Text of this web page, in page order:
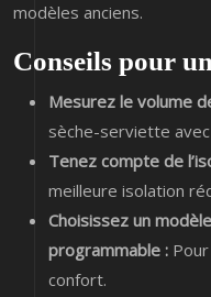
modèles anciens.
Conseils pour
Mesurez le volume
sèche-serviette
Tenez compte de
meilleure isolation
Choisissez un
programmable :
confort.